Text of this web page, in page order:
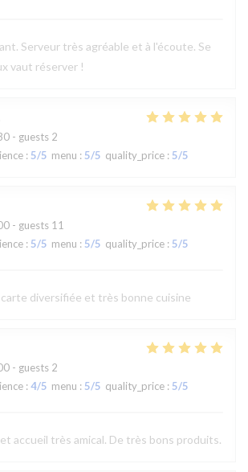
Serveur très agréable et à l'écoute. Se
vaut réserver !
- guests 2
: 5/5 menu : 5/5 quality_price : 5/5
- guests 11
: 5/5 menu : 5/5 quality_price : 5/5
diversifiée et très bonne cuisine
- guests 2
: 4/5 menu : 5/5 quality_price : 5/5
accueil très amical. De très bons produits.